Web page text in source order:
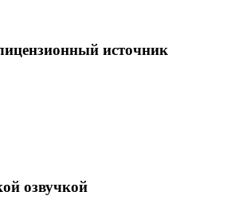
источник
озвучкой